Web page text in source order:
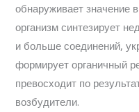
обнаруживает значение
организм синтезирует
и больше соединений,
формирует органичный
превосходит по
возбудители.